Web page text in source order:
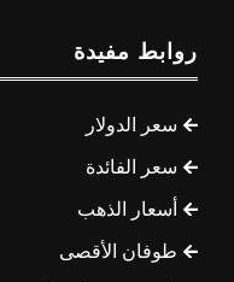
روابط مفيدة
سعر الدولار
سعر الفائدة
أسعار الذهب
طوفان الأقصى